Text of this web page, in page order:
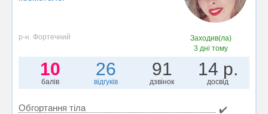
р-н. Фортечний
Заходив(ла)
3 дні тому
10
балів
26
відгуків
91
дзвінок
14 р.
досвід
Обгортання тіла
✔️